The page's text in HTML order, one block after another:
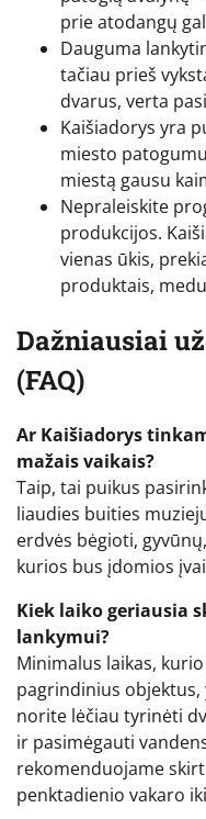
prie atodangų
Dauguma
tačiau prieš
dvarus, verta
Kaišiadorys yra
miesto
miestą gausu
Nepraleiskite
produkcijos.
vienas ūkis,
produktais,
Dažniausiai
(FAQ)
Ar Kaišiadorys
mažais vaikais?
Taip, tai puikus
liaudies buities
erdvės bėgioti,
kurios bus įdomios
Kiek laiko geriausia
lankymui?
Minimalus laikas,
pagrindinius objektus,
norite lėčiau tyrinėti
ir pasimėgauti
rekomenduojame
penktadienio vakaro